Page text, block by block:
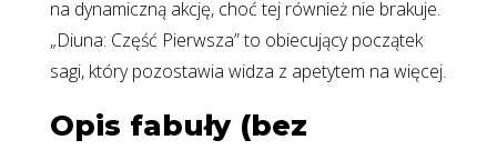
na dynamiczną akcję, choć tej również nie brakuje.
„Diuna: Część Pierwsza” to obiecujący początek
sagi, który pozostawia widza z apetytem na więcej.
Opis fabuły (bez